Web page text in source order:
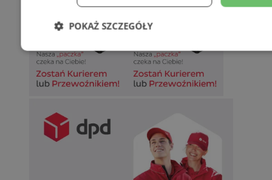
POKAŻ SZCZEGÓŁY
Niezbędne Wydajność